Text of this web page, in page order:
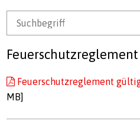
Feuerschutzreglement
MB]
Suchbegriff